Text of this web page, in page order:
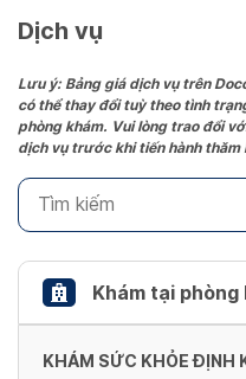
date.
the
question
mark
to
keyboard
shortcuts
changing
Dịch vụ
Lưu ý: Bảng giá dịch vụ trên
có thể thay đổi tuỳ theo tình
phòng khám. Vui lòng trao đổi
dịch vụ trước khi tiến hành thăm
Khám tại phòng
KHÁM SỨC KHỎE ĐỊNH